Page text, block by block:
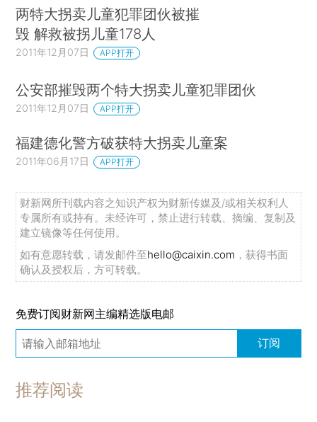
两特大拐卖儿童犯罪团伙被摧
毁 解救被拐儿童178人
2011年12月07日 APP打开
公安部摧毁两个特大拐卖儿童犯罪团伙
2011年12月07日 APP打开
福建德化警方破获特大拐卖儿童案
2011年06月17日 APP打开
财新网所刊载内容之知识产权为财新传媒及/或相关权利人
专属所有或持有。未经许可，禁止进行转载、摘编、复制及
建立镜像等任何使用。
如有意愿转载，请发邮件至hello@caixin.com ，获得书面
确认及授权后，方可转载。
免费订阅财新网主编精选版电邮
订阅
推荐阅读